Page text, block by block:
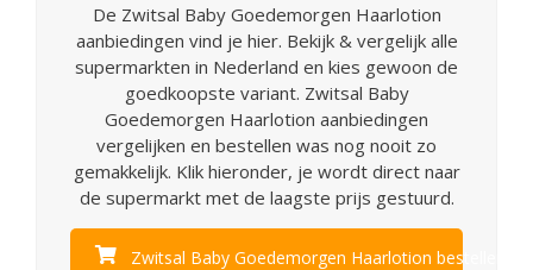
De Zwitsal Baby Goedemorgen Haarlotion
aanbiedingen vind je hier. Bekijk & vergelijk alle
supermarkten in Nederland en kies gewoon de
goedkoopste variant. Zwitsal Baby
Goedemorgen Haarlotion aanbiedingen
vergelijken en bestellen was nog nooit zo
gemakkelijk. Klik hieronder, je wordt direct naar
de supermarkt met de laagste prijs gestuurd.
Zwitsal Baby Goedemorgen Haarlotion bestellen